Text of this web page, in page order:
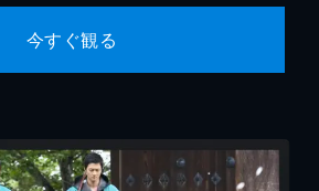
今すぐ観る